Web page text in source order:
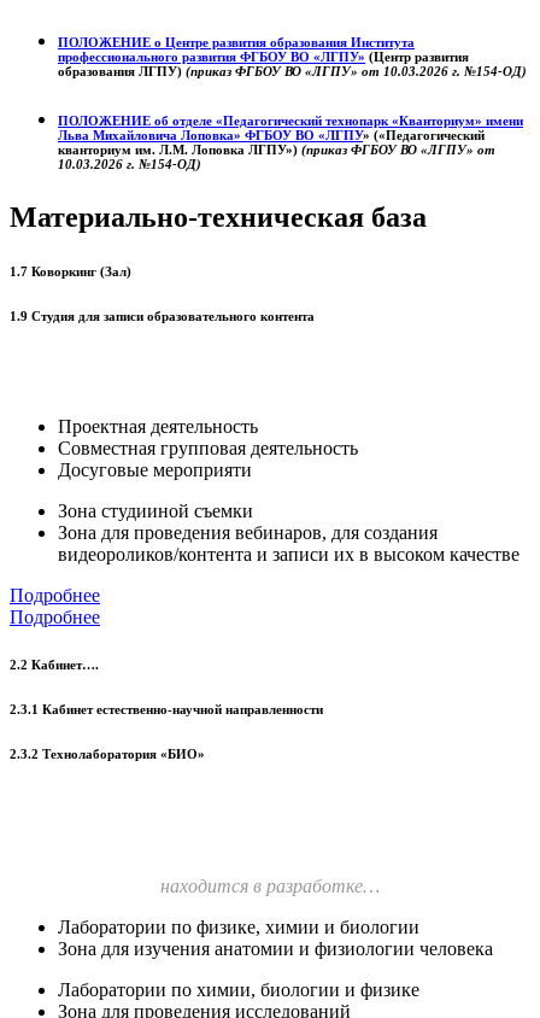
ПОЛОЖЕНИЕ о Центре развития образования Института
профессионального развития ФГБОУ ВО «ЛГПУ» (Центр развития
образования ЛГПУ) (приказ ФГБОУ ВО «ЛГПУ» от 10.03.2026 г. №154-ОД)
ПОЛОЖЕНИЕ об отделе «Педагогический технопарк «Кванториум» имени
Льва Михайловича Лоповка» ФГБОУ ВО «ЛГПУ» («Педагогический
кванториум им. Л.М. Лоповка ЛГПУ») (приказ ФГБОУ ВО «ЛГПУ» от
10.03.2026 г. №154-ОД)
Материально-техническая база
1.7 Коворкинг (Зал)
1.9 Студия для записи образовательного контента
Проектная деятельность
Совместная групповая деятельность
Досуговые мероприяти
Зона студииной съемки
Зона для проведения вебинаров, для создания
видеороликов/контента и записи их в высоком качестве
Подробнее
Подробнее
2.2 Кабинет….
2.3.1 Кабинет естественно-научной направленности
2.3.2 Технолаборатория «БИО»
находится в разработке…
Лаборатории по физике, химии и биологии
Зона для изучения анатомии и физиологии человека
Лаборатории по химии, биологии и физике
Зона для проведения исследований